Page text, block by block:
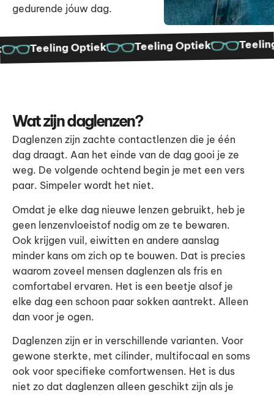
gedurende jóuw dag.
Teeling Optiek Teeling Optiek Teeling
Wat zijn daglenzen?
Daglenzen zijn zachte contactlenzen die je één
dag draagt. Aan het einde van de dag gooi je ze
weg. De volgende ochtend begin je met een vers
paar. Simpeler wordt het niet.
Omdat je elke dag nieuwe lenzen gebruikt, heb je
geen lenzenvloeistof nodig om ze te bewaren.
Ook krijgen vuil, eiwitten en andere aanslag
minder kans om zich op te bouwen. Dat is precies
waarom zoveel mensen daglenzen als fris en
comfortabel ervaren. Het is een beetje alsof je
elke dag een schoon paar sokken aantrekt. Alleen
dan voor je ogen.
Daglenzen zijn er in verschillende varianten. Voor
gewone sterkte, met cilinder, multifocaal en soms
ook voor specifieke comfortwensen. Het is dus
niet zo dat daglenzen alleen geschikt zijn als je